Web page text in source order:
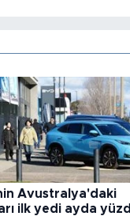
Avustralya'daki
ilk yedi ayda